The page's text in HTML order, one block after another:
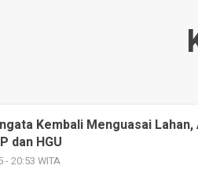
Kembali Menguasai Lahan,
dan HGU
- 20:53 WITA